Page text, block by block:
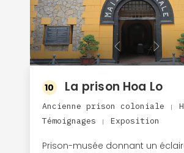
10 La prison Hoa Lo
Ancienne prison coloniale |
Témoignages | Exposition
Prison-musée donnant un